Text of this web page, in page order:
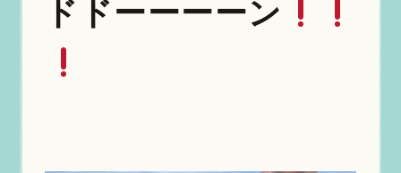
ドドーーーーン